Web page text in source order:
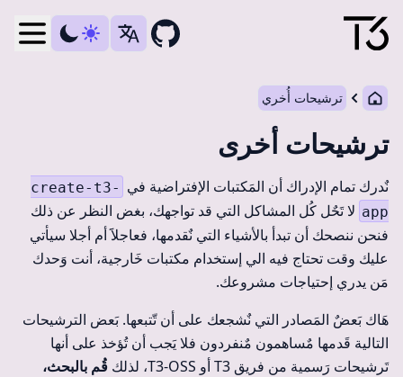
ترشيحات أُخري
ترشيحات أخرى
نٌدرك تمام الإدراك أن المَكتبات الإفتراضية في create-t3-
app لا تَحٌل كُل المشاكل التي قد تواجهك، بغض النظر عن ذلك
فنحن ننصحك أن تبدأ بالأشياء التي نٌقدمها، فعاجلاََ أم أجلا سيأتي
عليك وقت تحتاج فيه الي إستخدام مكتبات خَارجية، أنت وَحدك
مَن يدري إحتياجات مشروعك.
هَاك بَعضٌ المَصادر التي نٌشجعك على أن تّتبعها. بَعض الترشيحات
التالية قَدمها مٌساهمون مٌنفردون فلا يَجب أن تُؤخذ على أنها
تَرشيحات رَسمية من فريق T3 أو T3-OSS، لذلك
قُم بالبحث،